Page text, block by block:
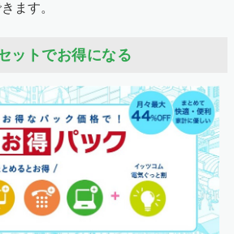
ます。
ットでお得になる